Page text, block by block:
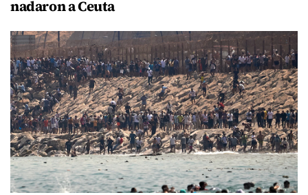
nadaron a Ceuta